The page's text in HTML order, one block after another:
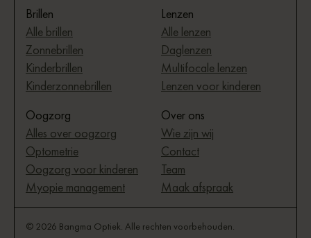
Brillen
Alle brillen
Zonnebrillen
Kinderbrillen
Kinderzonnebrillen
Lenzen
Alle lenzen
Daglenzen
Multifocale lenzen
Lenzen voor kinderen
Oogzorg
Alles over oogzorg
Optometrie
Oogzorg voor kinderen
Myopie management
Over ons
Wie zijn wij
Contact
Team
Maak afspraak
© 2026 Bangma Optiek. Alle rechten voorbehouden.